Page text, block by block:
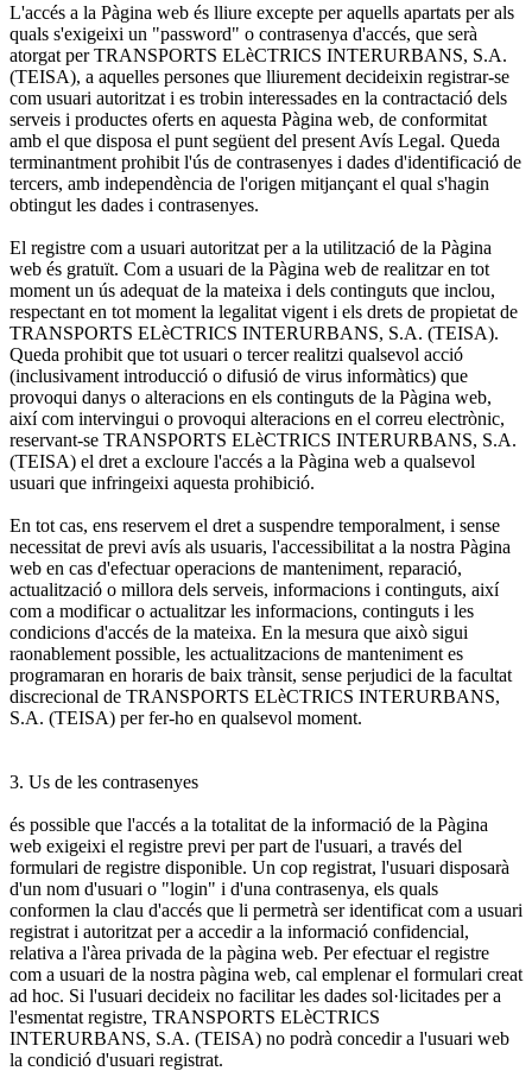
L'accés a la Pàgina web és lliure excepte per aquells apartats per als
quals s'exigeixi un "password" o contrasenya d'accés, que serà
atorgat per TRANSPORTS ELèCTRICS INTERURBANS, S.A.
(TEISA), a aquelles persones que lliurement decideixin registrar-se
com usuari autoritzat i es trobin interessades en la contractació dels
serveis i productes oferts en aquesta Pàgina web, de conformitat
amb el que disposa el punt següent del present Avís Legal. Queda
terminantment prohibit l'ús de contrasenyes i dades d'identificació de
tercers, amb independència de l'origen mitjançant el qual s'hagin
obtingut les dades i contrasenyes.
El registre com a usuari autoritzat per a la utilització de la Pàgina
web és gratuït. Com a usuari de la Pàgina web de realitzar en tot
moment un ús adequat de la mateixa i dels continguts que inclou,
respectant en tot moment la legalitat vigent i els drets de propietat de
TRANSPORTS ELèCTRICS INTERURBANS, S.A. (TEISA).
Queda prohibit que tot usuari o tercer realitzi qualsevol acció
(inclusivament introducció o difusió de virus informàtics) que
provoqui danys o alteracions en els continguts de la Pàgina web,
així com intervingui o provoqui alteracions en el correu electrònic,
reservant-se TRANSPORTS ELèCTRICS INTERURBANS, S.A.
(TEISA) el dret a excloure l'accés a la Pàgina web a qualsevol
usuari que infringeixi aquesta prohibició.
En tot cas, ens reservem el dret a suspendre temporalment, i sense
necessitat de previ avís als usuaris, l'accessibilitat a la nostra Pàgina
web en cas d'efectuar operacions de manteniment, reparació,
actualització o millora dels serveis, informacions i continguts, així
com a modificar o actualitzar les informacions, continguts i les
condicions d'accés de la mateixa. En la mesura que això sigui
raonablement possible, les actualitzacions de manteniment es
programaran en horaris de baix trànsit, sense perjudici de la facultat
discrecional de TRANSPORTS ELèCTRICS INTERURBANS,
S.A. (TEISA) per fer-ho en qualsevol moment.
3. Us de les contrasenyes
és possible que l'accés a la totalitat de la informació de la Pàgina
web exigeixi el registre previ per part de l'usuari, a través del
formulari de registre disponible. Un cop registrat, l'usuari disposarà
d'un nom d'usuari o "login" i d'una contrasenya, els quals
conformen la clau d'accés que li permetrà ser identificat com a usuari
registrat i autoritzat per a accedir a la informació confidencial,
relativa a l'àrea privada de la pàgina web. Per efectuar el registre
com a usuari de la nostra pàgina web, cal emplenar el formulari creat
ad hoc. Si l'usuari decideix no facilitar les dades sol·licitades per a
l'esmentat registre, TRANSPORTS ELèCTRICS
INTERURBANS, S.A. (TEISA) no podrà concedir a l'usuari web
la condició d'usuari registrat.